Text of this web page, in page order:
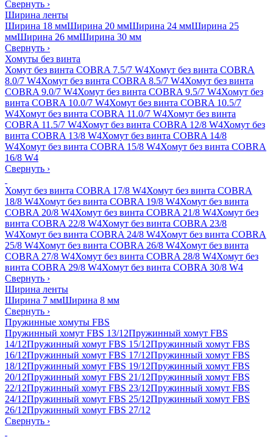
Свернуть ›
Ширина ленты
Ширина 18 ммШирина 20 ммШирина 24 ммШирина 25
ммШирина 26 ммШирина 30 мм
Свернуть ›
Хомуты без винта
Хомут без винта COBRA 7.5/7 W4Хомут без винта COBRA
8.0/7 W4Хомут без винта COBRA 8.5/7 W4Хомут без винта
COBRA 9.0/7 W4Хомут без винта COBRA 9.5/7 W4Хомут без
винта COBRA 10.0/7 W4Хомут без винта COBRA 10.5/7
W4Хомут без винта COBRA 11.0/7 W4Хомут без винта
COBRA 11.5/7 W4Хомут без винта COBRA 12/8 W4Хомут без
винта COBRA 13/8 W4Хомут без винта COBRA 14/8
W4Хомут без винта COBRA 15/8 W4Хомут без винта COBRA
16/8 W4
Свернуть ›
Хомут без винта COBRA 17/8 W4Хомут без винта COBRA
18/8 W4Хомут без винта COBRA 19/8 W4Хомут без винта
COBRA 20/8 W4Хомут без винта COBRA 21/8 W4Хомут без
винта COBRA 22/8 W4Хомут без винта COBRA 23/8
W4Хомут без винта COBRA 24/8 W4Хомут без винта COBRA
25/8 W4Хомут без винта COBRA 26/8 W4Хомут без винта
COBRA 27/8 W4Хомут без винта COBRA 28/8 W4Хомут без
винта COBRA 29/8 W4Хомут без винта COBRA 30/8 W4
Свернуть ›
Ширина ленты
Ширина 7 ммШирина 8 мм
Свернуть ›
Пружинные хомуты FBS
Пружинный хомут FBS 13/12Пружинный хомут FBS
14/12Пружинный хомут FBS 15/12Пружинный хомут FBS
16/12Пружинный хомут FBS 17/12Пружинный хомут FBS
18/12Пружинный хомут FBS 19/12Пружинный хомут FBS
20/12Пружинный хомут FBS 21/12Пружинный хомут FBS
22/12Пружинный хомут FBS 23/12Пружинный хомут FBS
24/12Пружинный хомут FBS 25/12Пружинный хомут FBS
26/12Пружинный хомут FBS 27/12
Свернуть ›